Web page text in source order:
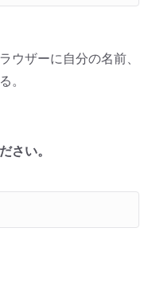
ウザーに自分の名前、
。
さい。